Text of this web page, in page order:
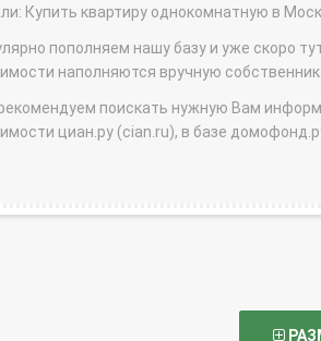
Купить квартиру однокомнатную в
пополняем нашу базу и уже скоро
наполняются вручную
поискать нужную Вам
циан.ру (cian.ru), в базе